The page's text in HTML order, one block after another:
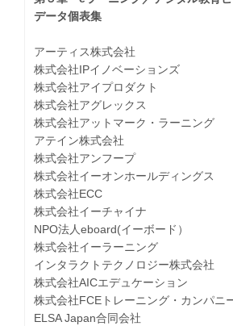
データ個表集
アーティス株式会社
株式会社IPイノベーションズ
株式会社アイプロダクト
株式会社アグレックス
株式会社アットマーク・ラーニング
アテイン株式会社
株式会社アンフープ
株式会社イーオンホールディングス
株式会社ECC
株式会社イーチャイナ
NPO法人eboard(イーボード）
株式会社イーラーニング
インタラクトテクノロジー株式会社
株式会社AICエデュケーション
株式会社FCEトレーニング・カンパニ
ELSA Japan合同会社